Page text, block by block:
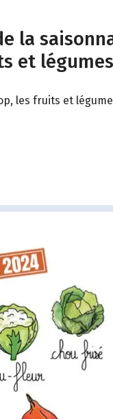
la
et
les fruits et